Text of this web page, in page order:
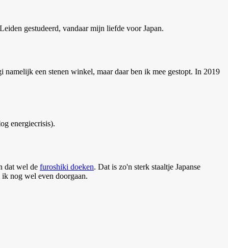
gestudeerd, vandaar mijn liefde voor Japan.
een stenen winkel, maar daar ben ik mee gestopt. In 2019
energiecrisis).
dat wel de furoshiki doeken. Dat is zo'n sterk staaltje Japanse
nog wel even doorgaan.